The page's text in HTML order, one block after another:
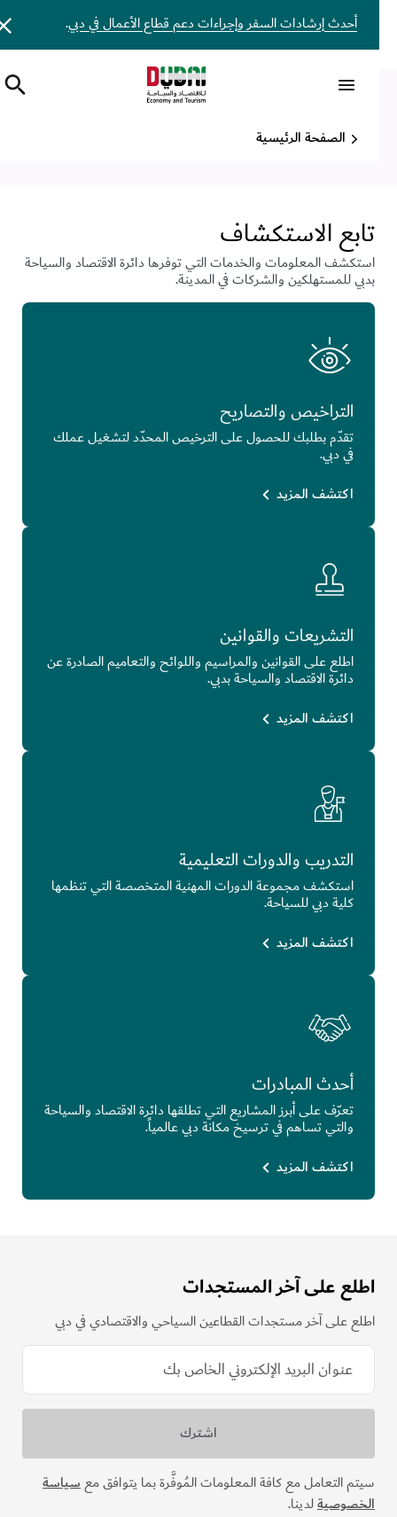
أحدث إرشادات السفر وإجراءات دعم قطاع الأعمال في دبي.
الصفحة الرئيسية
شكراً لك على تحديث إعداداتك
تابع الاستكشاف
استكشف المعلومات والخدمات التي توفرها دائرة الاقتصاد والسياحة
بدبي للمستهلكين والشركات في المدينة.
التراخيص والتصاريح
تقدّم بطلبك للحصول على الترخيص المحدّد لتشغيل عملك
في دبي.
اكتشف المزيد
التشريعات والقوانين
اطلع على القوانين والمراسيم واللوائح والتعاميم الصادرة عن
دائرة الاقتصاد والسياحة بدبي.
اكتشف المزيد
التدريب والدورات التعليمية
استكشف مجموعة الدورات المهنية المتخصصة التي تنظمها
كلية دبي للسياحة.
اكتشف المزيد
أحدث المبادرات
تعرّف على أبرز المشاريع التي تطلقها دائرة الاقتصاد والسياحة
والتي تساهم في ترسيخ مكانة دبي عالمياً.
اكتشف المزيد
اطلع على آخر المستجدات
اطلع على آخر مستجدات القطاعين السياحي والاقتصادي في دبي
سيتم التعامل مع كافة المعلومات المُوفَّرة بما يتوافق معسياسة
الخصوصيةلدينا.